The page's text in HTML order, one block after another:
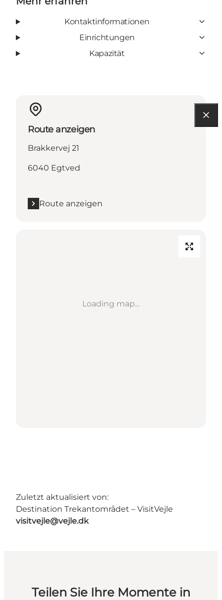
Kontaktinformationen
Einrichtungen
Kapazität
Route anzeigen
Brakkervej 21
6040 Egtved
Route anzeigen
Loading map...
Zuletzt aktualisiert von:
Destination Trekantområdet – VisitVejle
visitvejle@vejle.dk
Teilen Sie Ihre Momente in